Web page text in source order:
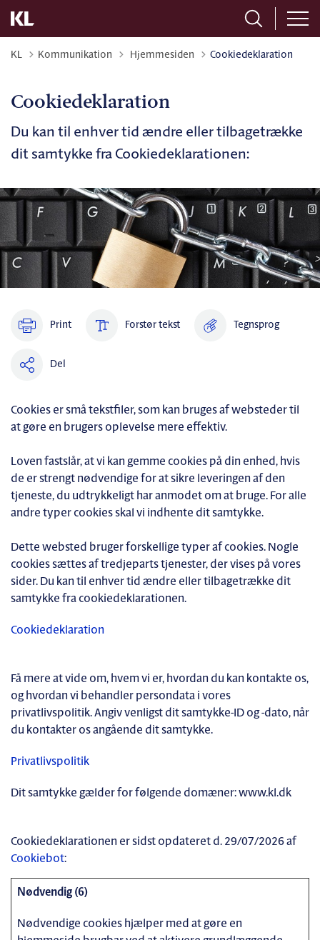
KL Kommunikation Tilbage til
Hjemmesiden Cookiedeklaration
Cookiedeklaration
Du kan til enhver tid ændre eller tilbagetrække
dit samtykke fra Cookiedeklarationen:
Print Forstør tekst Tegnsprog
Del
Cookies er små tekstfiler, som kan bruges af websteder til
at gøre en brugers oplevelse mere effektiv.
Loven fastslår, at vi kan gemme cookies på din enhed, hvis
de er strengt nødvendige for at sikre leveringen af den
tjeneste, du udtrykkeligt har anmodet om at bruge. For alle
andre typer cookies skal vi indhente dit samtykke.
Dette websted bruger forskellige typer af cookies. Nogle
cookies sættes af tredjeparts tjenester, der vises på vores
sider. Du kan til enhver tid ændre eller tilbagetrække dit
samtykke fra cookiedeklarationen.
Cookiedeklaration
Få mere at vide om, hvem vi er, hvordan du kan kontakte os,
og hvordan vi behandler persondata i vores
privatlivspolitik. Angiv venligst dit samtykke-ID og -dato, når
du kontakter os angående dit samtykke.
Privatlivspolitik
Dit samtykke gælder for følgende domæner: www.kl.dk
Cookiedeklarationen er sidst opdateret d. 29/07/2026 af
Cookiebot:
Nødvendig (6)
Nødvendige cookies hjælper med at gøre en